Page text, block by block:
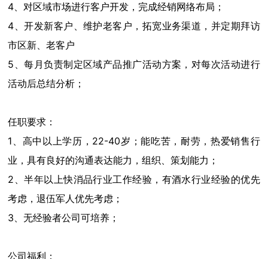
4、对区域市场进行客户开发，完成经销网络布局；
4、开发新客户、维护老客户，拓宽业务渠道，并定期拜访
市区新、老客户
5、每月负责制定区域产品推广活动方案，对每次活动进行
活动后总结分析；
任职要求：
1、高中以上学历，22-40岁；能吃苦，耐劳，热爱销售行
业，具有良好的沟通表达能力，组织、策划能力；
2、半年以上快消品行业工作经验，有酒水行业经验的优先
考虑，退伍军人优先考虑；
3、无经验者公司可培养；
公司福利：